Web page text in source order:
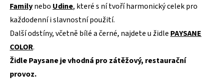
Familynebo Udine, které s ní tvoří harmonický celek pro
každodenní i slavnostní použití.
Další odstíny, včetně bílé a černé, najdete u židle PAYSANE
COLOR.
Židle Paysane je vhodná pro zátěžový, restaurační
provoz.